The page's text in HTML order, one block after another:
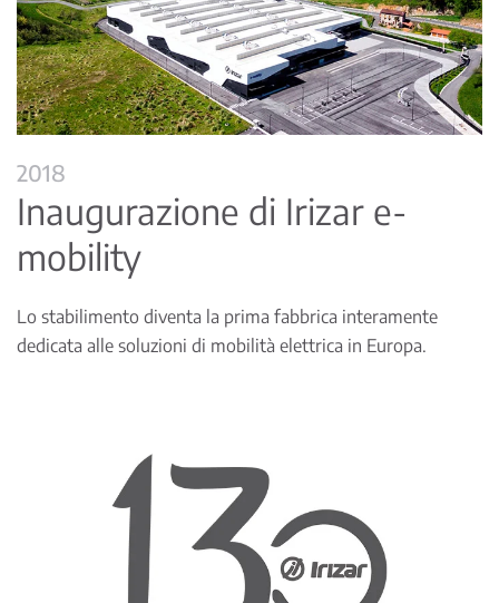
2018
Inaugurazione di Irizar e-
mobility
Lo stabilimento diventa la prima fabbrica interamente
dedicata alle soluzioni di mobilità elettrica in Europa.